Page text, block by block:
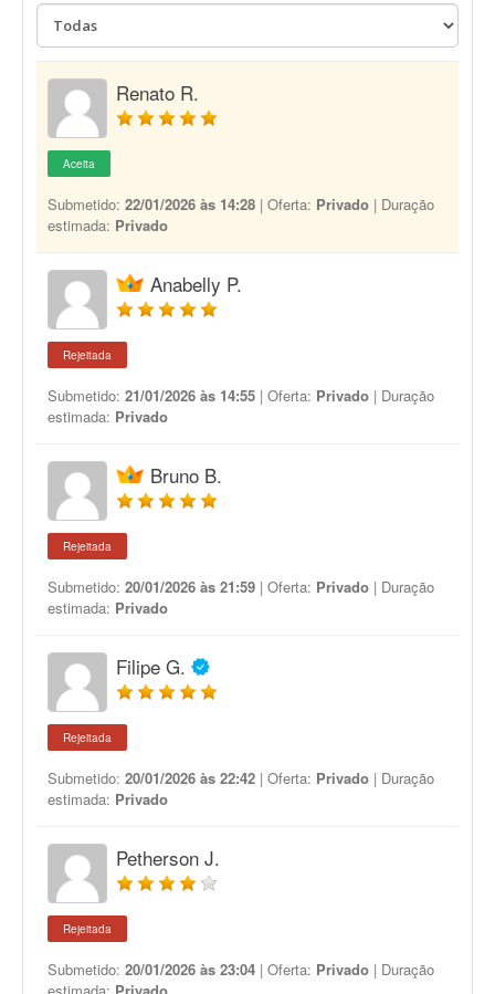
Renato R.
Aceita
Submetido: 22/01/2026 às 14:28 | Oferta: Privado | Duração
estimada: Privado
Anabelly P.
Rejeitada
Submetido: 21/01/2026 às 14:55 | Oferta: Privado | Duração
estimada: Privado
Bruno B.
Rejeitada
Submetido: 20/01/2026 às 21:59 | Oferta: Privado | Duração
estimada: Privado
Filipe G.
Rejeitada
Submetido: 20/01/2026 às 22:42 | Oferta: Privado | Duração
estimada: Privado
Petherson J.
Rejeitada
Submetido: 20/01/2026 às 23:04 | Oferta: Privado | Duração